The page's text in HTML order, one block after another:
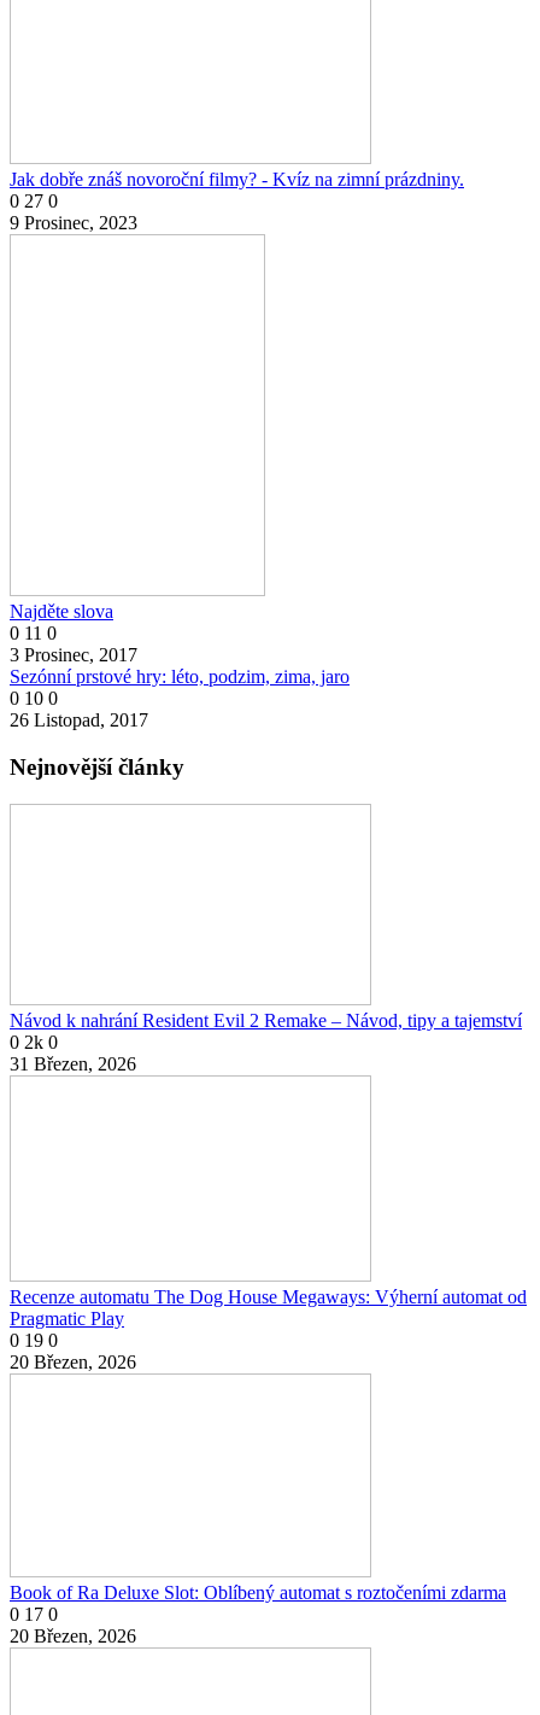
Jak dobře znáš novoroční filmy? - Kvíz na zimní prázdniny.
0 27 0
9 Prosinec, 2023
Najděte slova
0 11 0
3 Prosinec, 2017
Sezónní prstové hry: léto, podzim, zima, jaro
0 10 0
26 Listopad, 2017
Nejnovější články
Návod k nahrání Resident Evil 2 Remake – Návod, tipy a tajemství
0 2k 0
31 Březen, 2026
Recenze automatu The Dog House Megaways: Výherní automat od
Pragmatic Play
0 19 0
20 Březen, 2026
Book of Ra Deluxe Slot: Oblíbený automat s roztočeními zdarma
0 17 0
20 Březen, 2026